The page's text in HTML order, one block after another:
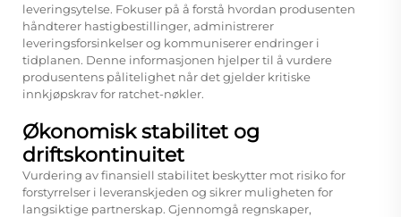
leveringsytelse. Fokuser på å forstå hvordan produsenten
håndterer hastigbestillinger, administrerer
leveringsforsinkelser og kommuniserer endringer i
tidplanen. Denne informasjonen hjelper til å vurdere
produsentens pålitelighet når det gjelder kritiske
innkjøpskrav for ratchet-nøkler.
Økonomisk stabilitet og
driftskontinuitet
Vurdering av finansiell stabilitet beskytter mot risiko for
forstyrrelser i leveranskjeden og sikrer muligheten for
langsiktige partnerskap. Gjennomgå regnskaper,